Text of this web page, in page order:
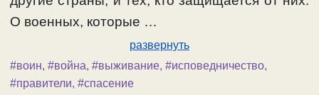
О военных, которые …
развернуть
#воин, #война, #выживание, #исповедничество,
#правители, #спасение